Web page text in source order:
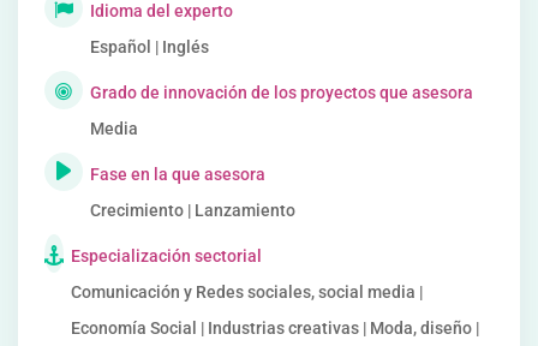
Idioma del experto
Español | Inglés
Grado de innovación de los proyectos que asesora
Media
Fase en la que asesora
Crecimiento | Lanzamiento
Especialización sectorial
Comunicación y Redes sociales, social media |
Economía Social | Industrias creativas | Moda, diseño |